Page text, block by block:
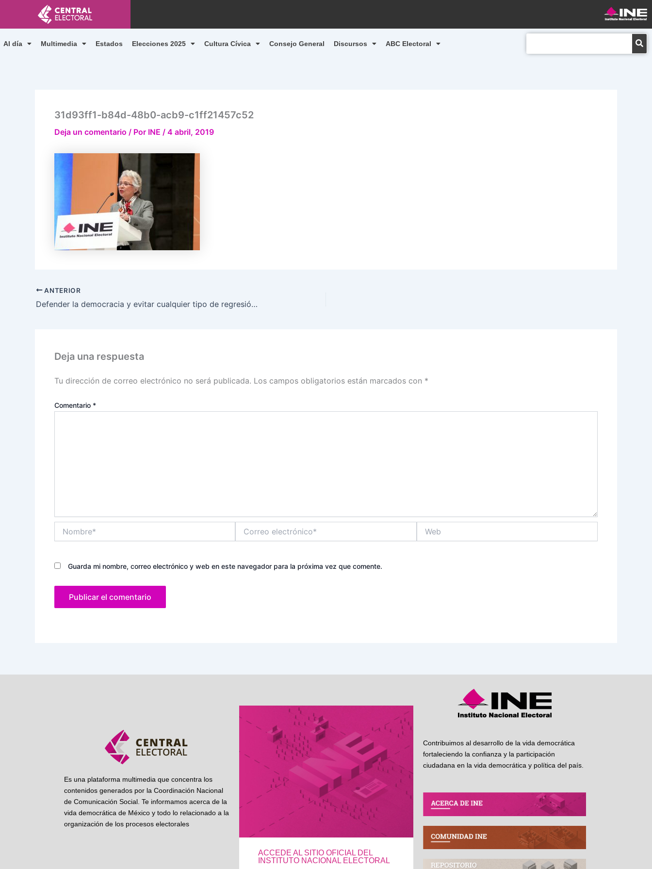
contenido
Al día Multimedia Estados Elecciones 2025 Cultura Cívica Consejo General Discursos ABC Electoral
31d93ff1-b84d-48b0-acb9-c1ff21457c52
Deja un comentario / Por INE / 4 abril, 2019
ANTERIOR
Defender la democracia y evitar cualquier tipo de regresión, debe ser obra de toda la sociedad mexicana: Lorenzo Córdova
Deja una respuesta
Tu dirección de correo electrónico no será publicada. Los campos obligatorios están marcados con *
Comentario *
electrónico*
Guarda mi nombre, correo electrónico y web en este navegador para la próxima vez que comente.
Es una plataforma multimedia que concentra los
contenidos generados por la Coordinación Nacional
de Comunicación Social. Te informamos acerca de la
vida democrática de México y todo lo relacionado a la
organización de los procesos electorales
ACCEDE AL SITIO OFICIAL DEL
INSTITUTO NACIONAL ELECTORAL
Contribuimos al desarrollo de la vida democrática
fortaleciendo la confianza y la participación
ciudadana en la vida democrática y política del país.